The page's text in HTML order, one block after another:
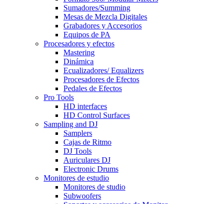
Sumadores/Summing
Mesas de Mezcla Digitales
Grabadores y Accesorios
Equipos de PA
Procesadores y efectos
Mastering
Dinámica
Ecualizadores/ Equalizers
Procesadores de Efectos
Pedales de Efectos
Pro Tools
HD interfaces
HD Control Surfaces
Sampling and DJ
Samplers
Cajas de Ritmo
DJ Tools
Auriculares DJ
Electronic Drums
Monitores de estudio
Monitores de studio
Subwoofers